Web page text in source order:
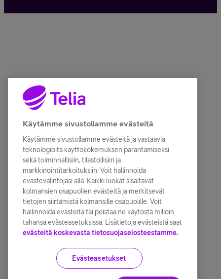
Käytämme sivustollamme evästeitä
Käytämme sivustollamme evästeitä ja vastaavia
teknologioita käyttökokemuksen parantamiseksi
sekä toiminnallisiin, tilastollisiin ja
markkinointitarkoituksiin. Voit hallinnoida
evästevalintojasi alla. Kaikki luokat sisältävät
kolmansien osapuolien evästeitä ja merkitsevät
tietojen siirtämistä kolmansille osapuolille. Voit
hallinnoida evästeitä tai poistaa ne käytöstä milloin
tahansa evästeasetuksissa. Lisätietoja evästeistä saat
evästeitä koskevasta tietosuojaselosteestamme.
Evästeasetukset